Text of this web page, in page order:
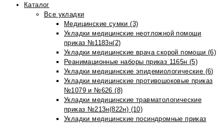
Каталог
Все укладки
Медицинские сумки (3)
Укладки медицинские неотложной помощи
приказ №1183н(2)
Укладки медицинские врача скорой помощи (6)
Реанимационные наборы приказ 1165н (5)
Укладки медицинские эпидемиологические (6)
Укладки медицинские противошоковые приказ
№1079 и №626 (8)
Укладки медицинские травматологические
приказ №213н(822н) (10)
Укладки медицинские посиндромные приказ